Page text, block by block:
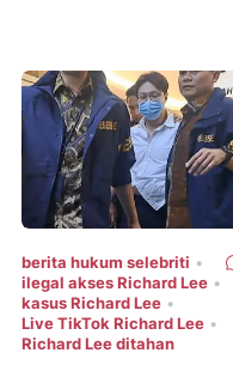
berita hukum selebriti •
ilegal akses Richard Lee •
kasus Richard Lee •
Live TikTok Richard Lee •
Richard Lee ditahan